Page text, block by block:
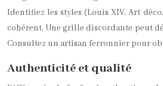
Identifiez les styles (Louis XIV, Art
cohérent. Une grille discordante peut
Consultez un artisan ferronnier pour
Authenticité et qualité